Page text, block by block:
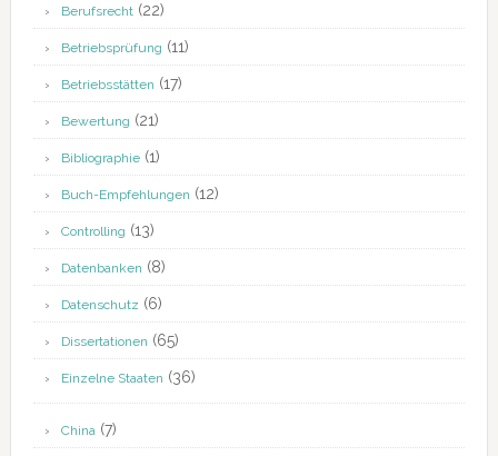
Berufsrecht(22)
Betriebsprüfung (11)
Betriebsstätten (17)
Bewertung (21)
Bibliographie(1)
Buch-Empfehlungen (12)
Controlling (13)
Datenbanken (8)
Datenschutz (6)
Dissertationen (65)
Einzelne Staaten (36)
China(7)